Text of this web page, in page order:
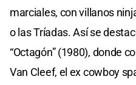
marciales, con villanos
o las Tríadas. Así se
“Octagón” (1980), donde
Van Cleef, el ex cowboy